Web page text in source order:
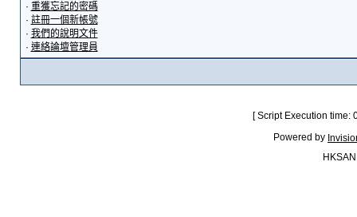
· 重獲忘記的密碼
· 註冊一個新帳號
· 我們的說明文件
· 連絡論壇管理員
[ Script Execution
Powered by